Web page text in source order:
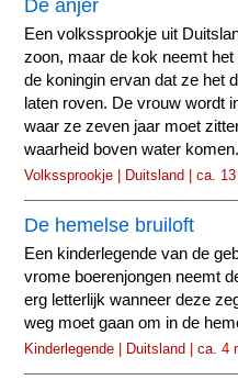
De anjer
Een volkssprookje uit
zoon, maar de kok neemt
de koningin ervan dat ze het
laten roven. De vrouw wordt
waar ze zeven jaar moet
waarheid boven water komen.
Volkssprookje | Duitsland | ca. 13
De hemelse bruiloft
Een kinderlegende van de
vrome boerenjongen neemt
erg letterlijk wanneer deze
weg moet gaan om in de
Kinderlegende | Duitsland | ca. 4